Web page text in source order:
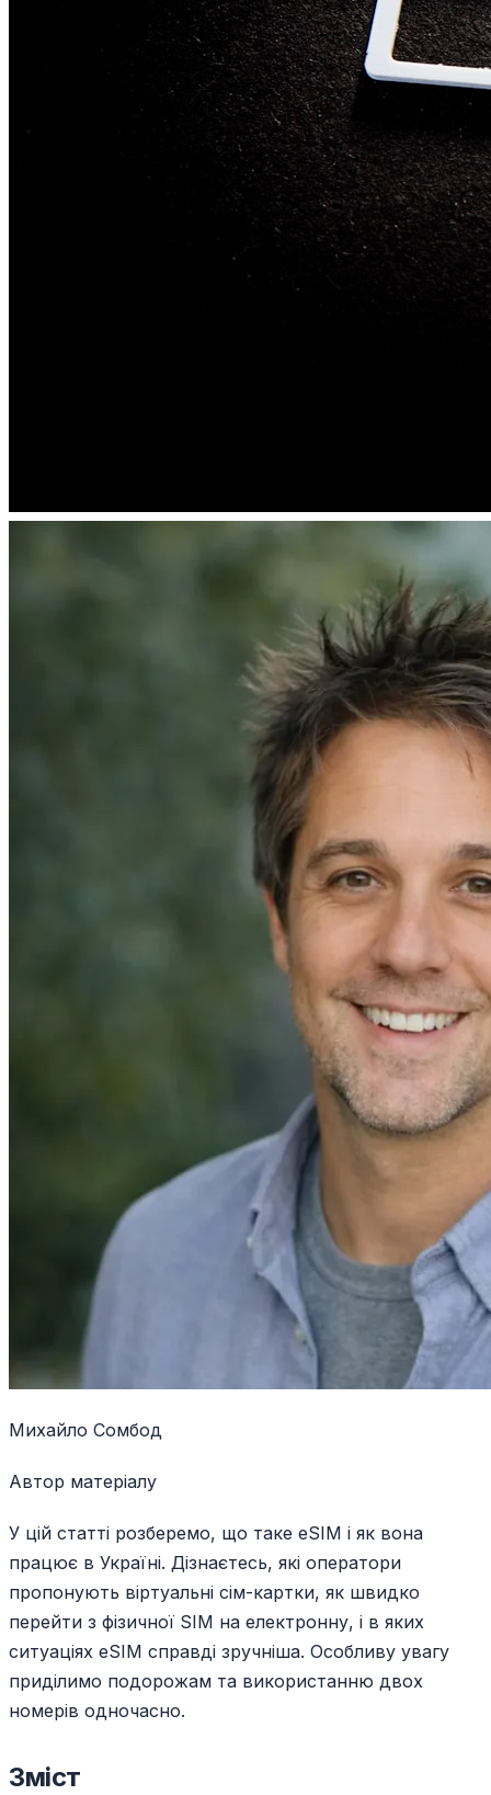
Михайло Сомбод
Автор матеріалу
У цій статті розберемо, що таке eSIM і як вона
працює в Україні. Дізнаєтесь, які оператори
пропонують віртуальні сім-картки, як швидко
перейти з фізичної SIM на електронну, і в яких
ситуаціях eSIM справді зручніша. Особливу увагу
приділимо подорожам та використанню двох
номерів одночасно.
Зміст